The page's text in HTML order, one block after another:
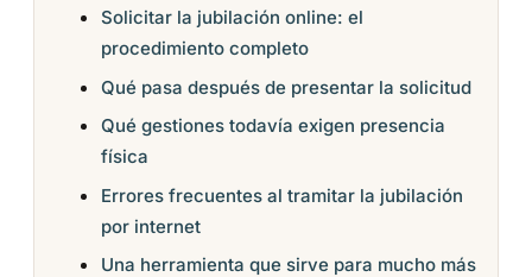
Solicitar la jubilación online: el
procedimiento completo
Qué pasa después de presentar la solicitud
Qué gestiones todavía exigen presencia
física
Errores frecuentes al tramitar la jubilación
por internet
Una herramienta que sirve para mucho más